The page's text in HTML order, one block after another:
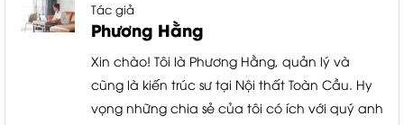
Tác giả
Phương Hằng
Xin chào! Tôi là Phương Hằng, quản lý và
cũng là kiến trúc sư tại Nội thất Toàn Cầu. Hy
vọng những chia sẻ của tôi có ích với quý anh